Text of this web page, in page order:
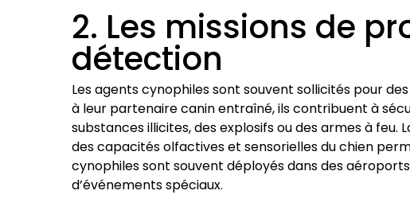
2. Les missions de
détection
Les agents cynophiles sont souvent sollicités pour
à leur partenaire canin entraîné, ils contribuent à
substances illicites, des explosifs ou des armes à
des capacités olfactives et sensorielles du chien
cynophiles sont souvent déployés dans des
d’événements spéciaux.